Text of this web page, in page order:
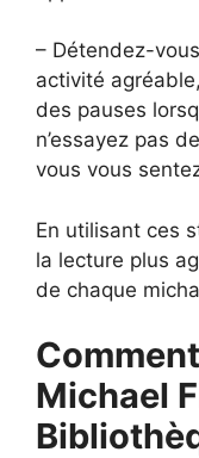
– Détendez-
activité
des pauses
n’essayez pas
vous vous
En utilisant ces
la lecture plus
de chaque
Michael